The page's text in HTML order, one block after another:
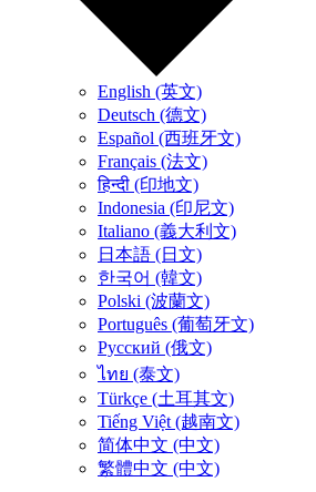
English (英文)
Deutsch (德文)
Español (西班牙文)
Français (法文)
हिन्दी (印地文)
Indonesia (印尼文)
Italiano (義大利文)
日本語 (日文)
한국어 (韓文)
Polski (波蘭文)
Português (葡萄牙文)
Русский (俄文)
ไทย (泰文)
Türkçe (土耳其文)
Tiếng Việt (越南文)
简体中文 (中文)
繁體中文 (中文)